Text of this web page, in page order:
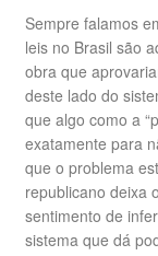
Sempre falamos
leis no Brasil são
obra que
deste lado do
que algo como a
exatamente para
que o problema
republicano deixa
sentimento de
sistema que dá